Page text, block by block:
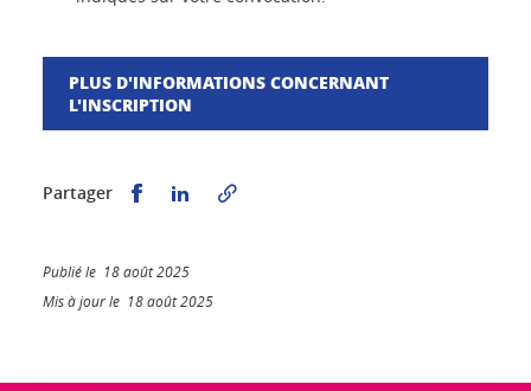
PLUS D'INFORMATIONS CONCERNANT
L'INSCRIPTION
Partager Partager sur Facebook
Partager sur LinkedIn
Publié le 18 août 2025
Mis à jour le 18 août 2025